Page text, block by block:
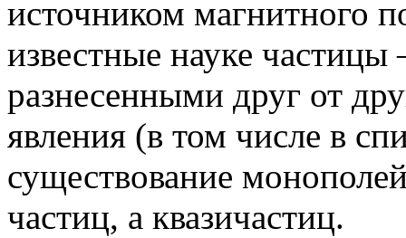
источником магнитного
известные науке
разнесенными друг от
явления (в том числе в
существование
частиц, а квазичастиц.